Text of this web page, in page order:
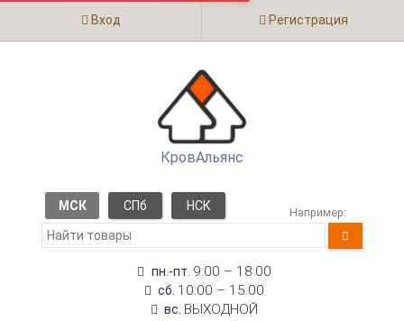
Вход Регистрация
КровАльянс
МСК СПб НСК Например:
пн.-пт. 9:00 – 18:00
сб. 10:00 – 15:00
вс. ВЫХОДНОЙ